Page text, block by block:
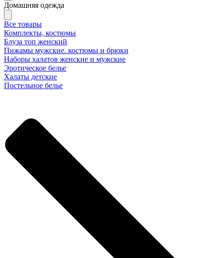
Домашняя одежда
Все товары
Комплекты, костюмы
Блуза топ женский
Пижамы мужские. костюмы и брюки
Наборы халатов женские и мужские
Эротическое белье
Халаты детские
Постельное белье